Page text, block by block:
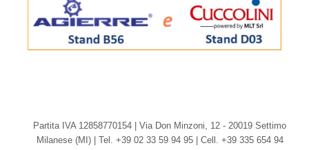
Partita IVA 12858770154 | Via Don Minzoni, 12 - 20019 Settimo
Milanese (MI) | Tel. +39 02 33 59 94 95 | Cell. +39 335 654 94